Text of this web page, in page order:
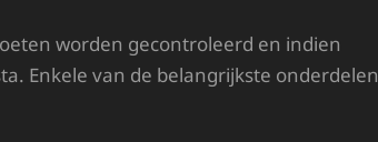
worden gecontroleerd en indien
Enkele van de belangrijkste onderdelen